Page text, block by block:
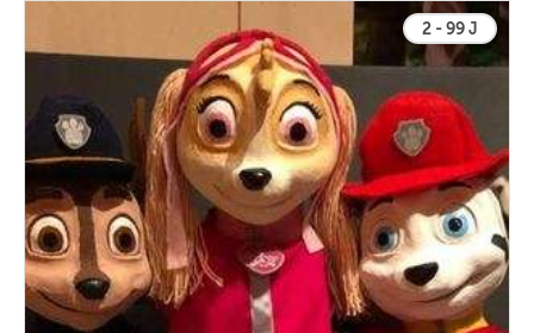
2 - 99 J